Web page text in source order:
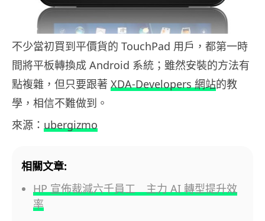
不少當初買到平價貨的 TouchPad 用戶，都第一時
間將平板轉換成 Android 系統；雖然安裝的方法有
點複雜，但只要跟著 XDA-Developers 網站的教
學，相信不難做到。
來源： ubergizmo
相關文章:
HP 宣佈裁減六千員工 主力 AI 轉型提升效
率